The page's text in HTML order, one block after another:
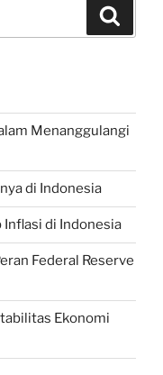
Menanggulangi
di Indonesia
Inflasi di Indonesia
Federal Reserve
Ekonomi